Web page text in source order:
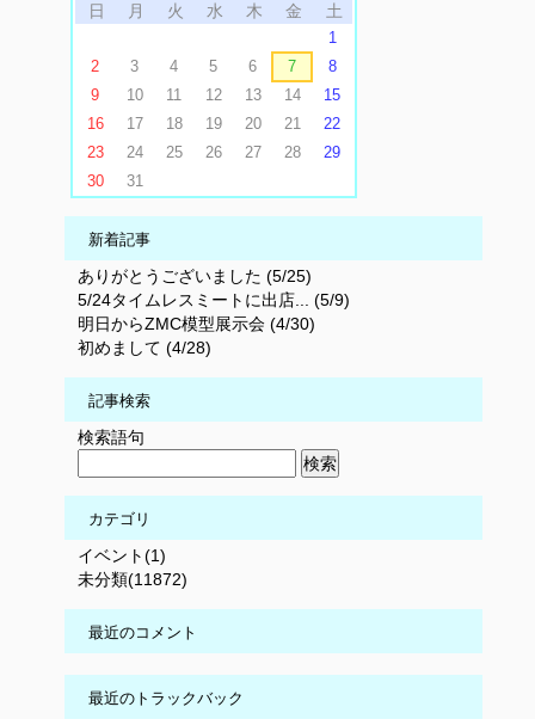
日
月 火 水 木 金 土
1
2
3 4 5 6 7
8
9
10 11 12 13 14
15
16
17 18 19 20 21
22
23
24 25 26 27 28
29
30
31
新着記事
ありがとうございました (5/25)
5/24タイムレスミートに出店... (5/9)
明日からZMC模型展示会 (4/30)
初めまして (4/28)
記事検索
検索語句
カテゴリ
イベント(1)
未分類(11872)
最近のコメント
最近のトラックバック